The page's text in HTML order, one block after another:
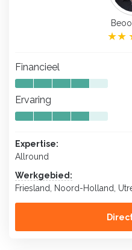
Financieel
Ervaring
Expertise:
Allround
Werkgebied:
Friesland, Noord-Holland,